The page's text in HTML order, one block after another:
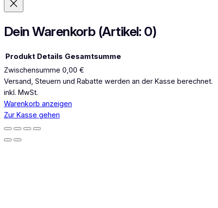
m
Dein Warenkorb (Artikel: 0)
Produkte
im
Warenkorb
Produkt Details Gesamtsumme
Zwischensumme 0,00 €
Versand, Steuern und Rabatte werden an der Kasse berechnet.
inkl. MwSt.
Warenkorb anzeigen
Zur Kasse gehen